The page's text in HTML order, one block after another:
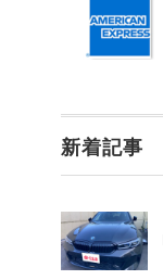
新着記事